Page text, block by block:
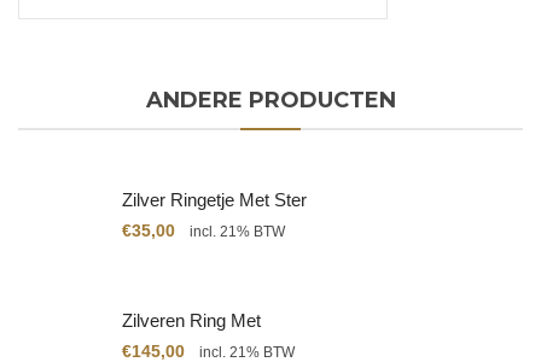
ANDERE PRODUCTEN
Zilver Ringetje Met Ster
€35,00 incl. 21% BTW
Zilveren Ring Met
Citrien
€145,00 incl. 21% BTW